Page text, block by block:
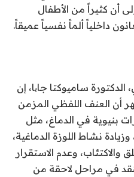
أن كثيراً من الأطفال
داخلياً ألماً نفسياً عميقاً.
ساميوكتا جایا، إن
أن العنف اللفظي المزمن
بنيوية في الدماغ، مثل
نشاط اللوزة الدماغية،
وعدم الاستقرار
في مراحل لاحقة من